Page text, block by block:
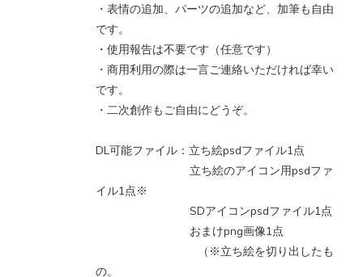
・表情の追加、パーツの追加など、加筆も自由
です。
・使用報告は不要です（任意です）
・商用利用の際は一言ご連絡いただければ幸い
です。
・二次創作もご自由にどうぞ。
DL可能ファイル：立ち絵psdファイル1点
立ち絵のアイコン用psdファ
イル1点※
SDアイコンpsdファイル1点
おまけpng画像1点
（※立ち絵を切り出したも
の。